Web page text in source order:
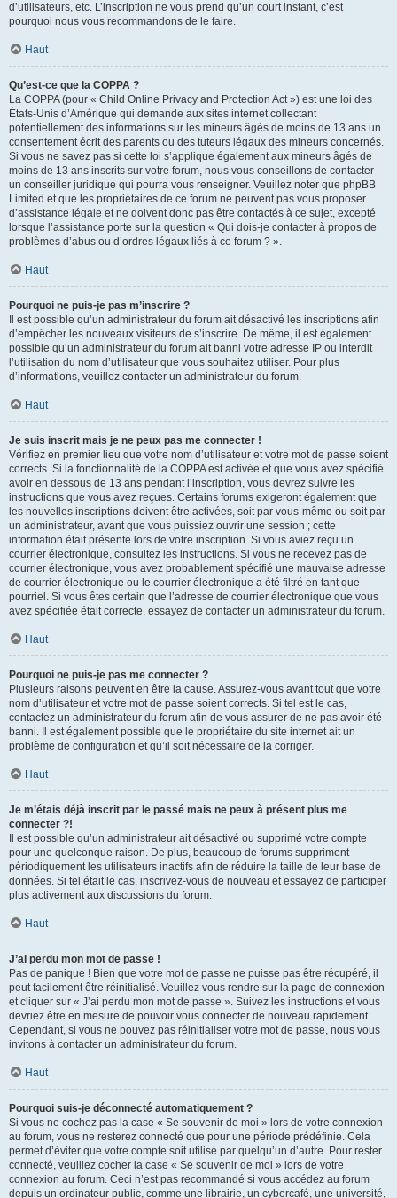
d’utilisateurs, etc. L’inscription ne vous prend qu’un court instant, c’est
pourquoi nous vous recommandons de le faire.
Haut
Qu’est-ce que la COPPA ?
La COPPA (pour « Child Online Privacy and Protection Act ») est une loi des
États-Unis d’Amérique qui demande aux sites internet collectant
potentiellement des informations sur les mineurs âgés de moins de 13 ans un
consentement écrit des parents ou des tuteurs légaux des mineurs concernés.
Si vous ne savez pas si cette loi s’applique également aux mineurs âgés de
moins de 13 ans inscrits sur votre forum, nous vous conseillons de contacter
un conseiller juridique qui pourra vous renseigner. Veuillez noter que phpBB
Limited et que les propriétaires de ce forum ne peuvent pas vous proposer
d’assistance légale et ne doivent donc pas être contactés à ce sujet, excepté
lorsque l’assistance porte sur la question « Qui dois-je contacter à propos de
problèmes d’abus ou d’ordres légaux liés à ce forum ? ».
Haut
Pourquoi ne puis-je pas m’inscrire ?
Il est possible qu’un administrateur du forum ait désactivé les inscriptions afin
d’empêcher les nouveaux visiteurs de s’inscrire. De même, il est également
possible qu’un administrateur du forum ait banni votre adresse IP ou interdit
l’utilisation du nom d’utilisateur que vous souhaitez utiliser. Pour plus
d’informations, veuillez contacter un administrateur du forum.
Haut
Je suis inscrit mais je ne peux pas me connecter !
Vérifiez en premier lieu que votre nom d’utilisateur et votre mot de passe soient
corrects. Si la fonctionnalité de la COPPA est activée et que vous avez spécifié
avoir en dessous de 13 ans pendant l’inscription, vous devrez suivre les
instructions que vous avez reçues. Certains forums exigeront également que
les nouvelles inscriptions doivent être activées, soit par vous-même ou soit par
un administrateur, avant que vous puissiez ouvrir une session ; cette
information était présente lors de votre inscription. Si vous aviez reçu un
courrier électronique, consultez les instructions. Si vous ne recevez pas de
courrier électronique, vous avez probablement spécifié une mauvaise adresse
de courrier électronique ou le courrier électronique a été filtré en tant que
pourriel. Si vous êtes certain que l’adresse de courrier électronique que vous
avez spécifiée était correcte, essayez de contacter un administrateur du forum.
Haut
Pourquoi ne puis-je pas me connecter ?
Plusieurs raisons peuvent en être la cause. Assurez-vous avant tout que votre
nom d’utilisateur et votre mot de passe soient corrects. Si tel est le cas,
contactez un administrateur du forum afin de vous assurer de ne pas avoir été
banni. Il est également possible que le propriétaire du site internet ait un
problème de configuration et qu’il soit nécessaire de la corriger.
Haut
Je m’étais déjà inscrit par le passé mais ne peux à présent plus me
connecter ?!
Il est possible qu’un administrateur ait désactivé ou supprimé votre compte
pour une quelconque raison. De plus, beaucoup de forums suppriment
périodiquement les utilisateurs inactifs afin de réduire la taille de leur base de
données. Si tel était le cas, inscrivez-vous de nouveau et essayez de participer
plus activement aux discussions du forum.
Haut
J’ai perdu mon mot de passe !
Pas de panique ! Bien que votre mot de passe ne puisse pas être récupéré, il
peut facilement être réinitialisé. Veuillez vous rendre sur la page de connexion
et cliquer sur « J’ai perdu mon mot de passe ». Suivez les instructions et vous
devriez être en mesure de pouvoir vous connecter de nouveau rapidement.
Cependant, si vous ne pouvez pas réinitialiser votre mot de passe, nous vous
invitons à contacter un administrateur du forum.
Haut
Pourquoi suis-je déconnecté automatiquement ?
Si vous ne cochez pas la case « Se souvenir de moi » lors de votre connexion
au forum, vous ne resterez connecté que pour une période prédéfinie. Cela
permet d’éviter que votre compte soit utilisé par quelqu’un d’autre. Pour rester
connecté, veuillez cocher la case « Se souvenir de moi » lors de votre
connexion au forum. Ceci n’est pas recommandé si vous accédez au forum
depuis un ordinateur public, comme une librairie, un cybercafé, une université,